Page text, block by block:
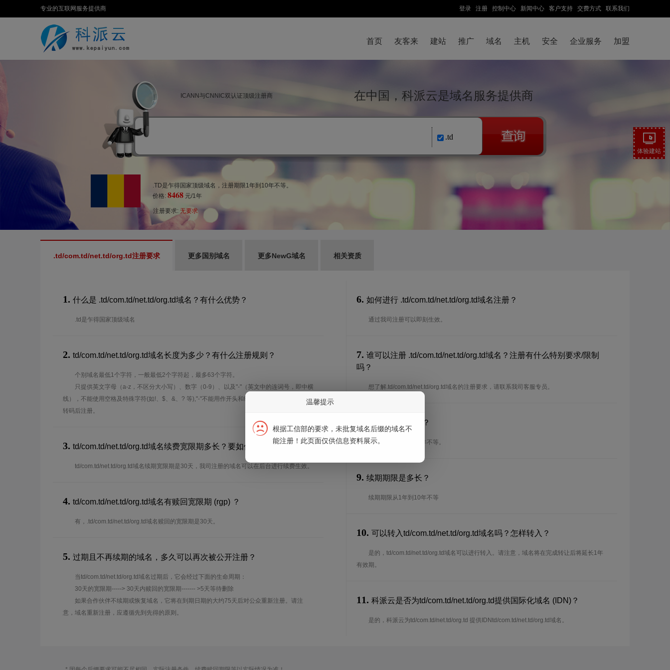
专业的互联网服务提供商 登录 注册 控制中心 新闻中心 客户支持 交费方式 联系我们
首页 友客来 建站 推广 域名 主机 安全 企业服务 加盟
ICANN与CNNIC双认证顶级注册商 在中国，科派云是域名服务提供商
.td
.TD是乍得国家顶级域名，注册期限1年到10年不等。
价格: 8468 元/1年
注册要求: 无要求
.td/com.td/net.td/org.td注册要求 更多国别域名 更多NewG域名 相关资质
1. 什么是 .td/com.td/net.td/org.td域名？有什么优势？
.td是乍得国家顶级域名
2. td/com.td/net.td/org.td域名长度为多少？有什么注册规则？
个别域名最低1个字符，一般最低2个字符起，最多63个字符。
只提供英文字母（a-z，不区分大小写）、数字（0-9）、以及"-"（英文中的连词号，即中横
线），不能使用空格及特殊字符(如!、$、&、? 等),"-"不能用作开头和结尾。注*中文域名实际是
转码后注册。
3. td/com.td/net.td/org.td域名续费宽限期多长？要如何进行域名续费？
td/com.td/net.td/org.td域名续期宽限期是30天，我司注册的域名可以在后台进行续费生效。
4. td/com.td/net.td/org.td域名有赎回宽限期 (rgp) ？
有，.td/com.td/net.td/org.td域名赎回的宽限期是30天。
5. 过期且不再续期的域名，多久可以再次被公开注册？
当td/com.td/net.td/org.td域名过期后，它会经过下面的生命周期：
30天的宽限期-----> 30天内赎回的宽限期------- >5天等待删除
如果合作伙伴不续期或恢复域名，它将在到期日期的大约75天后对公众重新注册。请注
意，域名重新注册，应遵循先到先得的原则。
6. 如何进行 .td/com.td/net.td/org.td域名注册？
通过我司注册可以即刻生效。
7. 谁可以注册 .td/com.td/net.td/org.td域名？注册有什么特别要求/限制
吗？
想了解.td/com.td/net.td/org.td域名的注册要求，请联系我司客服专员。
注册期限是多长？
注册期限从1年到10年不等。
9. 续期期限是多长？
续期期限从1年到10年不等
10. 可以转入td/com.td/net.td/org.td域名吗？怎样转入？
是的，td/com.td/net.td/org.td域名可以进行转入。请注意，域名将在完成转让后将延长1年
有效期。
11. 科派云是否为td/com.td/net.td/org.td提供国际化域名 (IDN)？
是的，科派云为td/com.td/net.td/org.td 提供IDNtd/com.td/net.td/org.td域名。
体验建站
温馨提示
根据工信部的要求，未批复域名后缀的域名不
能注册！此页面仅供信息资料展示。